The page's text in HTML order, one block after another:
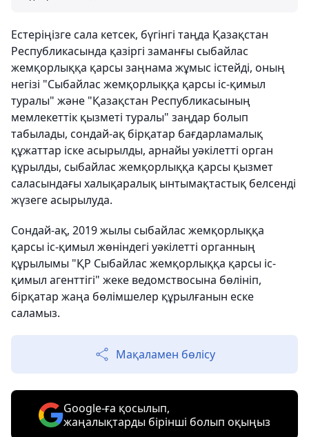
Естеріңізге сала кетсек, бүгінгі таңда Қазақстан
Республикасында қазіргі заманғы сыбайлас
жемқорлыққа қарсы заңнама жұмыс істейді, оның
негізі "Сыбайлас жемқорлыққа қарсы іс-қимыл
туралы" және "Қазақстан Республикасының
мемлекеттік қызметі туралы" заңдар болып
табылады, сондай-ақ бірқатар бағдарламалық
құжаттар іске асырылды, арнайы уәкілетті орган
құрылды, сыбайлас жемқорлыққа қарсы қызмет
саласындағы халықаралық ынтымақтастық белсенді
жүзеге асырылуда.
Сондай-ақ, 2019 жылы сыбайлас жемқорлыққа
қарсы іс-қимыл жөніндегі уәкілетті органның
құрылымы "ҚР Сыбайлас жемқорлыққа қарсы іс-
қимыл агенттігі" жеке ведомствосына бөлініп,
бірқатар жаңа бөлімшелер құрылғанын еске
саламыз.
Мақаламен бөлісу
Google-ға қосылып,
жаңалықтарды бірінші болып оқыңыз